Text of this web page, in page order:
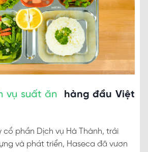
vụ suất ăn
hàng đầu Việt
cổ phần Dịch vụ Hà Thành, trải
và phát triển, Haseca đã vươn